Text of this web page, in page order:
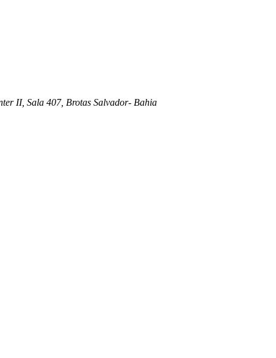
II, Sala 407, Brotas Salvador- Bahia